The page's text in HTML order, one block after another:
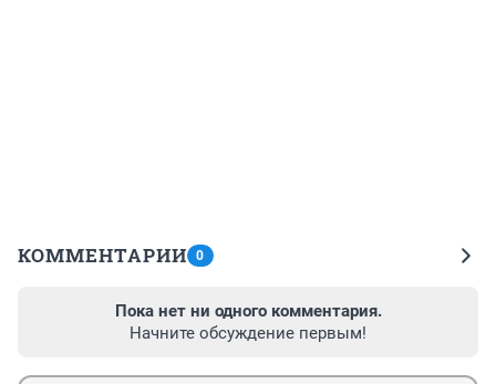
КОММЕНТАРИИ 0
Пока нет ни одного комментария.
Начните обсуждение первым!